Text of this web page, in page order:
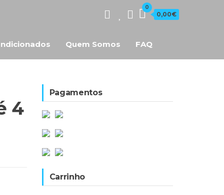
0
0,00€
Quem Somos FAQ
4
Pagamentos
Carrinho